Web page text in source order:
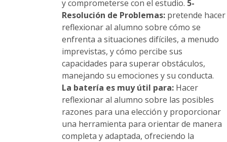
y comprometerse con el estudio. 5-
Resolución de Problemas:pretende hacer
reflexionar al alumno sobre cómo se
enfrenta a situaciones difíciles, a menudo
imprevistas, y cómo percibe sus
capacidades para superar obstáculos,
manejando su emociones y su conducta.
La batería es muy útil para:Hacer
reflexionar al alumno sobre las posibles
razones para una elección y proporcionar
una herramienta para orientar de manera
completa y adaptada, ofreciendo la